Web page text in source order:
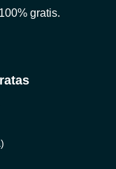
gratis.